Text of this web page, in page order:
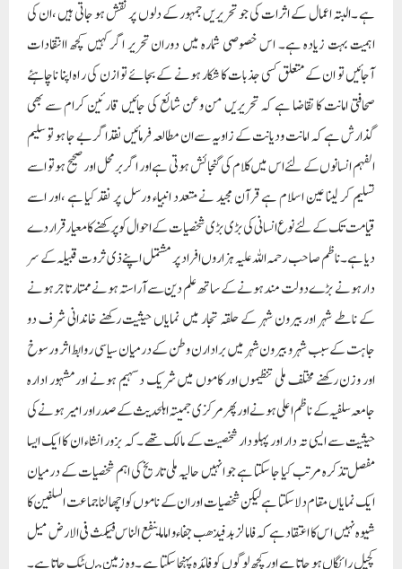
ہے ۔البتہ اعمال کے اثرات کی جو تحریریں جمہور کے دلوں پر نقش ہو جاتی ہیں ،ان کی
اہمیت بہت زیادہ ہے۔ اس خصوصی شمارہ میں دوران تحریر اگر کہیں کچھ اانتقادات
آجائیں تو ان کے متعلق کسی جذبات کا شکار ہونے کے بجائے تو ازن کی ر اہ اپنا نا چاہئے
صحافتی امانت کا تقاضا ہے کہ تحریریں من وعن شائع کی جائیں قارئین کرام سے بھی
گذارش ہے کہ امانت ودیانت کے زاویہ سے ان مطالعہ فرمائیں نقداگر بے جا ہو تو سلیم
الفہم انسانوں کے لئے اس میں کلام کی گنجائش ہوتی ہے اور اگر برمحل اور صحیح ہو تو اسے
تسلیم کر لینا عین اسلام ہے قرآن مجید نے متعدد انبیاء ورسل پر نقد کیا ہے ،اور اسے
قیامت تک کے لئے نوع انسانی کی بڑی بڑی شخصیات کے احوال کو پر کھنے کا معیار قرار دے
دیا ہے۔ ناظم صاحب رحمہ اللہ علیہ ہزاروں افراد پر مشتمل اپنے ذی ثروت قبیلہ کے سر
دار ہونے بڑے دولت مند ہونے کے ساتھ علم دین سے آراستہ ہونے ممتار تاجر ہونے
کے ناطے شہر اور بیرون شہر کے حلقہ تجار میں نمایاں حیثیت رکھنے خاندانی شرف دو
جاہت کے سبب شہرو بیرون شہر میں برادارن وطن کے درمیان سیاسی روابط اثر ورسوخ
اور وزن رکھنے مختلف ملی تنظیموں اور کاموں میں شریک دسہیم ہونے اور مشہور ادارہ
جامعہ سلفیہ کے ناظم اعلی ہونے اور پھر مرکزی جمیتہ اہلحدیث کے صدر اور امیر ہونے کی
حیثیت سے ایسی تہ دار اور پہلو دار شخصیت کے مالک تھے ۔کہ بزور انشاء ان کا ایک ایسا
مفصل تذکرہ مرتب کیا جا سکتا ہے جو انہیں حالیہ ملی تاریخ کی اہم شخصیات کے درمیان
ایک نمایاں مقام دلاسکتا ہے لیکن شخصیات اوران کے ناموں کو اچھا لنا جماعت السلفین کا
شیوہ نہیں اس کا اعتقاد ہے کہ فاما لزبد فیذھب جفاء و اماما ینفع الناس فیکمث فی الارض میل
کچیل رائگاں ہو جاتا ہے اور کچھ لوگوں کو فائدہ پہنچا سکتا ہے ۔ وہ زمین میںٹک جا تا ہے۔